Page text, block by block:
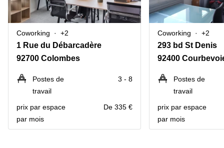
Coworking +2
1 Rue du Débarcadère
92700 Colombes
Postes de
travail
3 - 8
prix par espace
par mois
De 335 €
Coworking +2
293 bd St Denis
92400
Postes de
travail
prix par espace
par mois